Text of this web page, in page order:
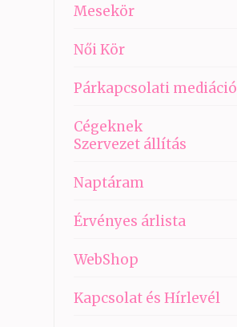
Mesekör
Női Kör
Párkapcsolati mediáció
Cégeknek
Szervezet állítás
Naptáram
Érvényes árlista
WebShop
Kapcsolat és Hírlevél